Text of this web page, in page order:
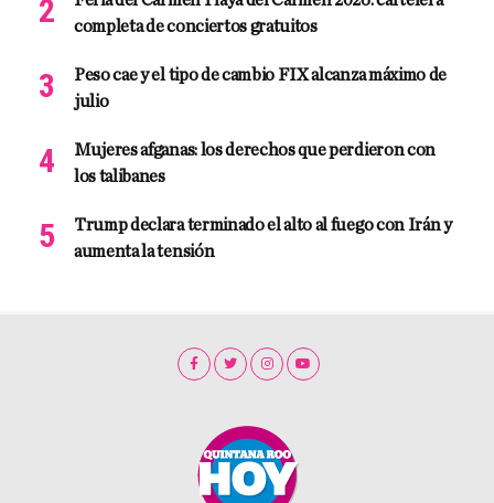
completa de conciertos gratuitos
Peso cae y el tipo de cambio FIX alcanza máximo de
julio
Mujeres afganas: los derechos que perdieron con
los talibanes
Trump declara terminado el alto al fuego con Irán y
aumenta la tensión